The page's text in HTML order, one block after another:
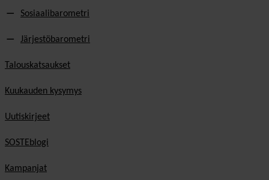
Sosiaalibarometri
Järjestöbarometri
Talouskatsaukset
Kuukauden kysymys
Uutiskirjeet
SOSTEblogi
Kampanjat